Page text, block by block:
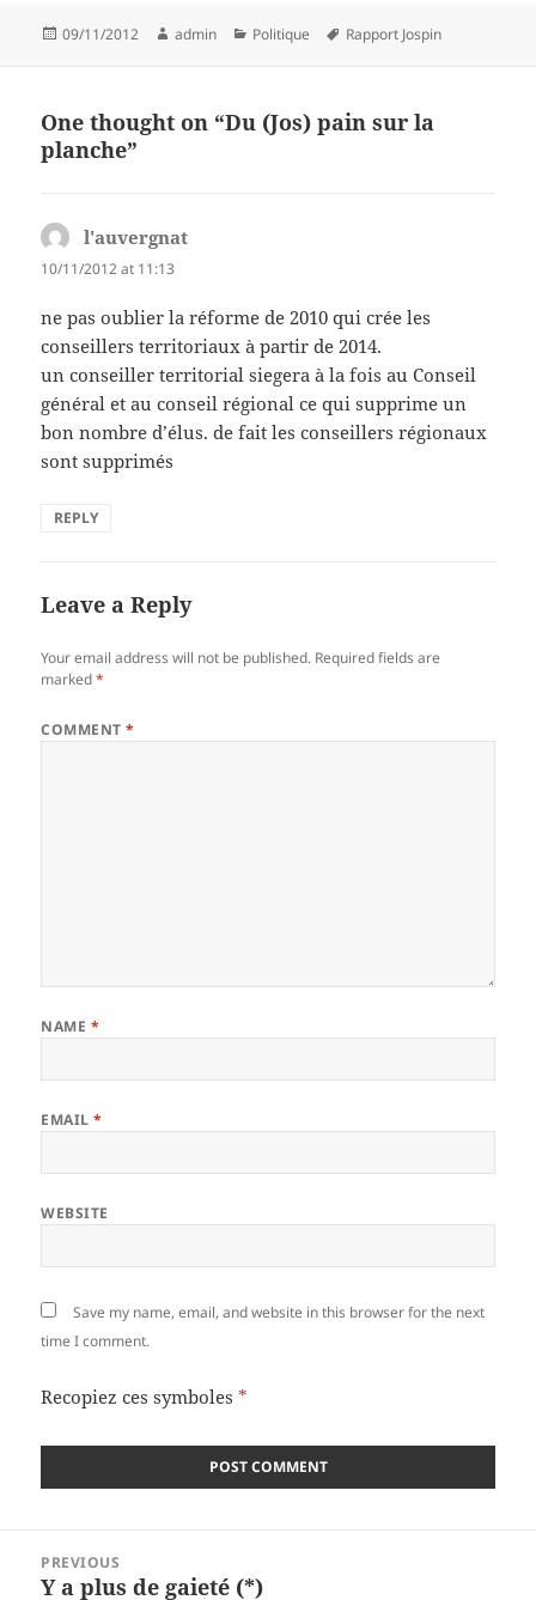
Posted
09/11/2012 Author
admin Categories
Politique Tags
Rapport Jospin
One thought on “Du (Jos) pain sur la
planche”
l'auvergnat
10/11/2012 at 11:13
ne pas oublier la réforme de 2010 qui crée les
conseillers territoriaux à partir de 2014.
un conseiller territorial siegera à la fois au Conseil
général et au conseil régional ce qui supprime un
bon nombre d’élus. de fait les conseillers régionaux
sont supprimés
REPLY
Leave a Reply
Your email address will not be published. Required fields are
marked*
COMMENT*
NAME *
EMAIL*
WEBSITE
Save my name, email, and website in this browser for the next
time I comment.
Recopiez ces symboles *
navigation
PREVIOUS
Previous
Y a plus de gaieté (*)